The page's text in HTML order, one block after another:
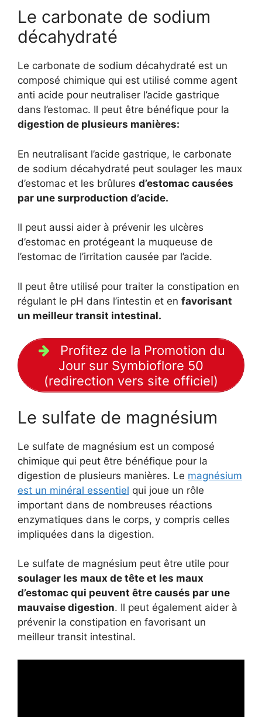
Le carbonate de sodium
décahydraté
Le carbonate de sodium décahydraté est un
composé chimique qui est utilisé comme agent
anti acide pour neutraliser l’acide gastrique
dans l’estomac. Il peut être bénéfique pour la
digestion de plusieurs manières:
En neutralisant l’acide gastrique, le carbonate
de sodium décahydraté peut soulager les maux
d’estomac et les brûlures d’estomac causées
par une surproduction d’acide.
Il peut aussi aider à prévenir les ulcères
d’estomac en protégeant la muqueuse de
l’estomac de l’irritation causée par l’acide.
Il peut être utilisé pour traiter la constipation en
régulant le pH dans l’intestin et en favorisant
un meilleur transit intestinal.
Profitez de la Promotion du
Jour sur Symbioflore 50
(redirection vers site officiel)
Le sulfate de magnésium
Le sulfate de magnésium est un composé
chimique qui peut être bénéfique pour la
digestion de plusieurs manières. Le magnésium
est un minéral essentiel qui joue un rôle
important dans de nombreuses réactions
enzymatiques dans le corps, y compris celles
impliquées dans la digestion.
Le sulfate de magnésium peut être utile pour
soulager les maux de tête et les maux
d’estomac qui peuvent être causés par une
mauvaise digestion. Il peut également aider à
prévenir la constipation en favorisant un
meilleur transit intestinal.